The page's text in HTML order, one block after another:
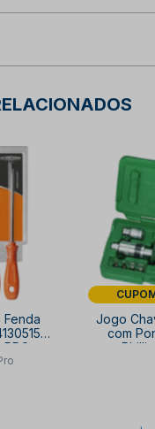
Jogo
com